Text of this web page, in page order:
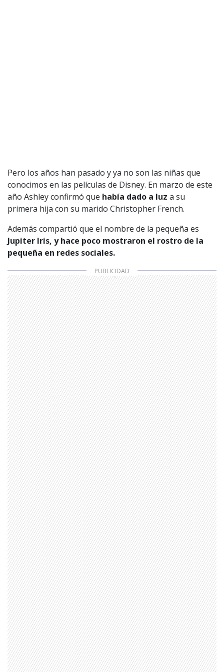
Pero los años han pasado y ya no son las niñas que
conocimos en las películas de Disney. En marzo de este
año Ashley confirmó que había dado a luz a su
primera hija con su marido Christopher French.
Además compartió que el nombre de la pequeña es
Jupiter Iris, y hace poco mostraron el rostro de la
pequeña en redes sociales.